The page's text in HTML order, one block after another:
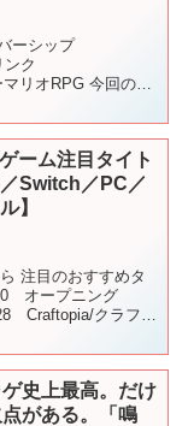
ーシップ
ク
RPG 今回の
ーム注目タイト
Switch／PC／
】
注目のおすすめタ
オープニング
Craftopia/クラフト
ゲ史上最高。だけ
がある。「鳴